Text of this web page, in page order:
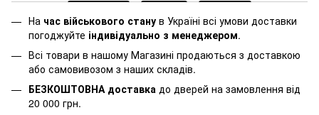
На час військового стану в Україні всі умови доставки
погоджуйте індивідуально з менеджером.
Всі товари в нашому Магазині продаються з доставкою
або самовивозом з наших складів.
БЕЗКОШТОВНА доставка до дверей на замовлення від
20 000 грн.